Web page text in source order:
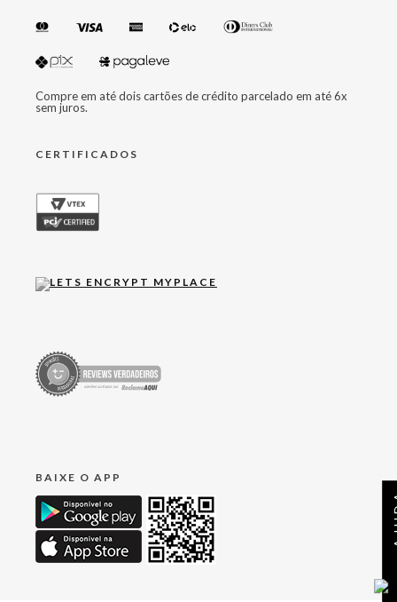
Compre em até dois cartões de crédito parcelado em até 6x
sem juros.
CERTIFICADOS
BAIXE O APP